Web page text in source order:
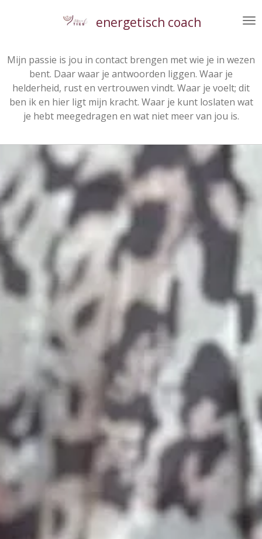
de
hoofdinhoud
energetisch coach
Mijn passie is jou in contact brengen met wie je in wezen
bent. Daar waar je antwoorden liggen. Waar je
helderheid, rust en vertrouwen vindt. Waar je voelt; dit
ben ik en hier ligt mijn kracht. Waar je kunt loslaten wat
je hebt meegedragen en wat niet meer van jou is.